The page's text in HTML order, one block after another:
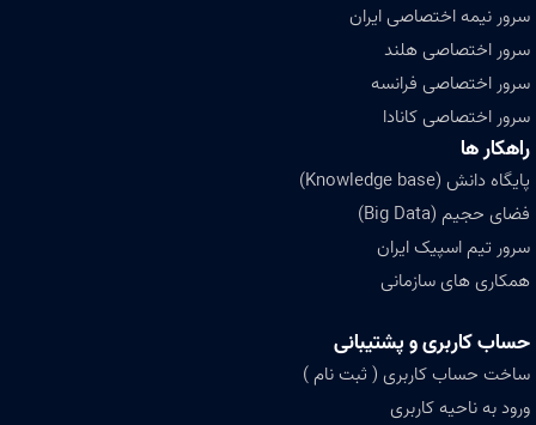
سرور نیمه اختصاصی ایران
سرور اختصاصی هلند
سرور اختصاصی فرانسه
سرور اختصاصی کانادا
راهکار ها
پایگاه دانش (Knowledge base)
فضای حجیم (Big Data)
سرور تیم اسپیک ایران
همکاری های سازمانی
حساب کاربری و پشتیبانی
ساخت حساب کاربری ( ثبت نام )
ورود به ناحیه کاربری